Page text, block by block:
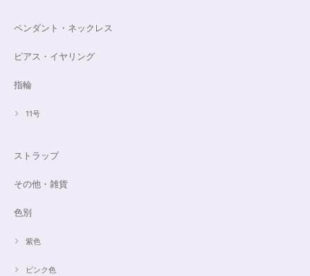
ペンダント・ネックレス
ピアス・イヤリング
指輪
11号
ストラップ
その他・雑貨
色別
紫色
ピンク色